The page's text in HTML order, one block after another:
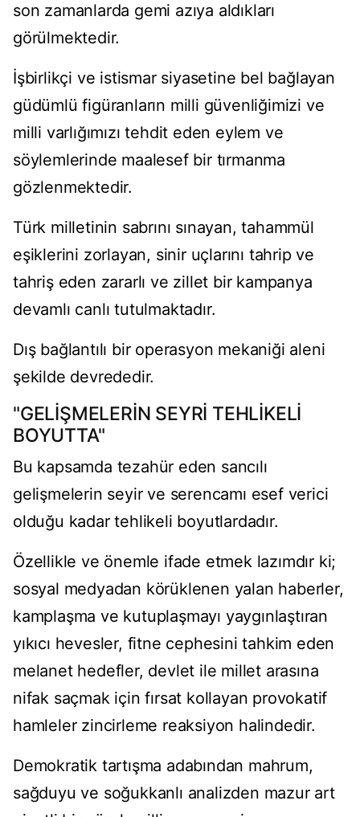
son zamanlarda gemi azıya aldıkları
görülmektedir.
İşbirlikçi ve istismar siyasetine bel bağlayan
güdümlü figüranların milli güvenliğimizi ve
milli varlığımızı tehdit eden eylem ve
söylemlerinde maalesef bir tırmanma
gözlenmektedir.
Türk milletinin sabrını sınayan, tahammül
eşiklerini zorlayan, sinir uçlarını tahrip ve
tahriş eden zararlı ve zillet bir kampanya
devamlı canlı tutulmaktadır.
Dış bağlantılı bir operasyon mekaniği aleni
şekilde devrededir.
"GELİŞMELERİN SEYRİ TEHLİKELİ
BOYUTTA"
Bu kapsamda tezahür eden sancılı
gelişmelerin seyir ve serencamı esef verici
olduğu kadar tehlikeli boyutlardadır.
Özellikle ve önemle ifade etmek lazımdır ki;
sosyal medyadan körüklenen yalan haberler,
kamplaşma ve kutuplaşmayı yaygınlaştıran
yıkıcı hevesler, fitne cephesini tahkim eden
melanet hedefler, devlet ile millet arasına
nifak saçmak için fırsat kollayan provokatif
hamleler zincirleme reaksiyon halindedir.
Demokratik tartışma adabından mahrum,
sağduyu ve soğukkanlı analizden mazur art